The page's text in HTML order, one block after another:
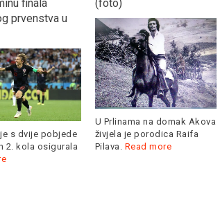
finala
prvenstva u
s dvije pobjede
2. kola osigurala
(foto)
U Prlinama na domak Akova
živjela je porodica Raifa
Pilava. Read more